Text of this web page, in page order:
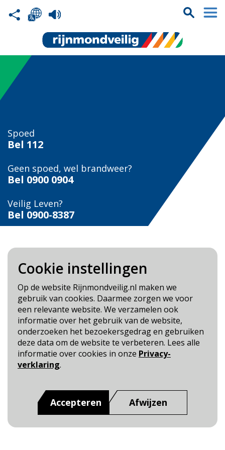
Cookie instellingen
Op de website Rijnmondveilig.nl maken we
gebruik van cookies. Daarmee zorgen we voor
een relevante website. We verzamelen ook
informatie over het gebruik van de website,
onderzoeken het bezoekersgedrag en gebruiken
deze data om de website te verbeteren. Lees alle
informatie over cookies in onze Privacy-
verklaring.
Accepteren Afwijzen
Spoed
Bel 112
Geen spoed, wel brandweer?
Bel 0900 0904
Veilig Leven?
Bel 0900-8387
Blijf op de hoogte
Cookie- en Privacybeleid
Toegankelijkheid
Dit is een website van:Veiligheidsregio Rotterdam-
Rijnmond